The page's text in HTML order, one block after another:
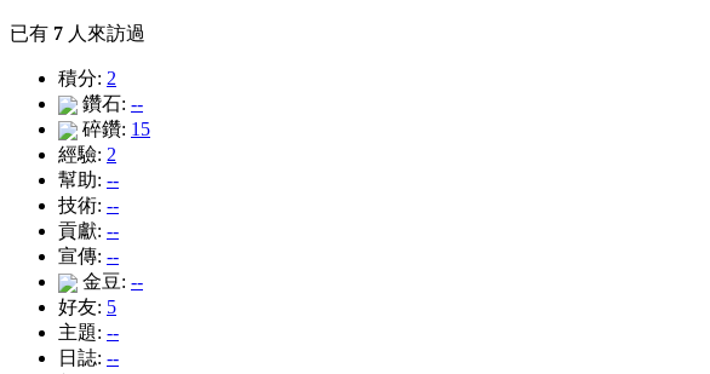
已有 7 人來訪過
積分: 2
鑽石: --
碎鑽: 15
經驗: 2
幫助: --
技術: --
貢獻: --
宣傳: --
金豆: --
好友: 5
主題: --
日誌: --